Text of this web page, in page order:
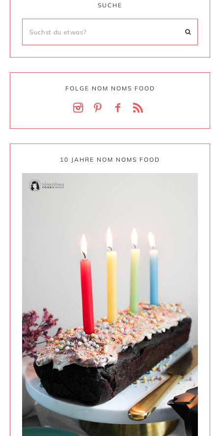
SUCHE
FOLGE NOM NOMS FOOD
10 JAHRE NOM NOMS FOOD